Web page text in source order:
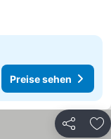
Preise sehen
Teilen